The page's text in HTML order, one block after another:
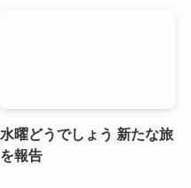
水曜どうでしょう 新たな旅
を報告